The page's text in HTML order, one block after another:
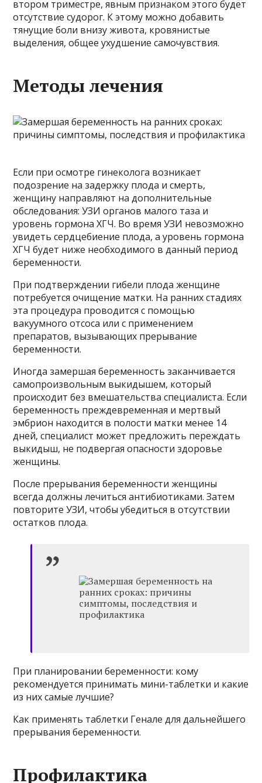
втором триместре, явным признаком этого будет
отсутствие судорог. К этому можно добавить
тянущие боли внизу живота, кровянистые
выделения, общее ухудшение самочувствия.
Методы лечения
Если при осмотре гинеколога возникает
подозрение на задержку плода и смерть,
женщину направляют на дополнительные
обследования: УЗИ органов малого таза и
уровень гормона ХГЧ. Во время УЗИ невозможно
увидеть сердцебиение плода, а уровень гормона
ХГЧ будет ниже необходимого в данный период
беременности.
При подтверждении гибели плода женщине
потребуется очищение матки. На ранних стадиях
эта процедура проводится с помощью
вакуумного отсоса или с применением
препаратов, вызывающих прерывание
беременности.
Иногда замершая беременность заканчивается
самопроизвольным выкидышем, который
происходит без вмешательства специалиста. Если
беременность преждевременная и мертвый
эмбрион находится в полости матки менее 14
дней, специалист может предложить переждать
выкидыш, не подвергая опасности здоровье
женщины.
После прерывания беременности женщины
всегда должны лечиться антибиотиками. Затем
повторите УЗИ, чтобы убедиться в отсутствии
остатков плода.
При планировании беременности: кому
рекомендуется принимать мини-таблетки и какие
из них самые лучшие?
Как применять таблетки Генале для дальнейшего
прерывания беременности.
Профилактика